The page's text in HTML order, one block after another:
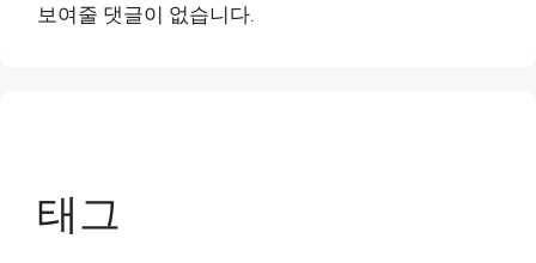
보여줄 댓글이 없습니다.
태그